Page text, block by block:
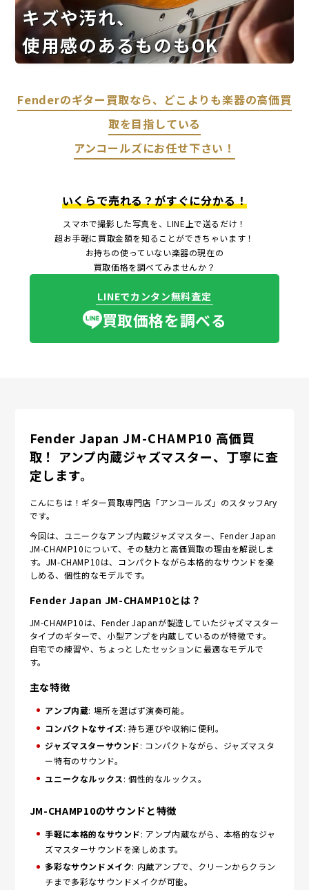
キズや汚れ、
使用感のあるものもOK
Fenderのギター買取なら、どこよりも楽器の高価買
取を目指している
アンコールズにお任せ下さい！
いくらで売れる？がすぐに分かる！
スマホで撮影した写真を、LINE上で送るだけ！
超お手軽に買取金額を知ることができちゃいます！
お持ちの使っていない楽器の現在の
買取価格を調べてみませんか？
LINEでカンタン無料査定
買取価格を調べる
Fender Japan JM-CHAMP10 高価買
取！ アンプ内蔵ジャズマスター、丁寧に査
定します。
こんにちは！ギター買取専門店「アンコールズ」のスタッフAry
です。
今回は、ユニークなアンプ内蔵ジャズマスター、Fender Japan
JM-CHAMP10について、その魅力と高価買取の理由を解説しま
す。JM-CHAMP10は、コンパクトながら本格的なサウンドを楽
しめる、個性的なモデルです。
Fender Japan JM-CHAMP10とは？
JM-CHAMP10は、Fender Japanが製造していたジャズマスター
タイプのギターで、小型アンプを内蔵しているのが特徴です。
自宅での練習や、ちょっとしたセッションに最適なモデルで
す。
主な特徴
アンプ内蔵: 場所を選ばず演奏可能。
コンパクトなサイズ: 持ち運びや収納に便利。
ジャズマスターサウンド: コンパクトながら、ジャズマスタ
ー特有のサウンド。
ユニークなルックス: 個性的なルックス。
JM-CHAMP10のサウンドと特徴
手軽に本格的なサウンド: アンプ内蔵ながら、本格的なジャ
ズマスターサウンドを楽しめます。
多彩なサウンドメイク: 内蔵アンプで、クリーンからクラン
チまで多彩なサウンドメイクが可能。